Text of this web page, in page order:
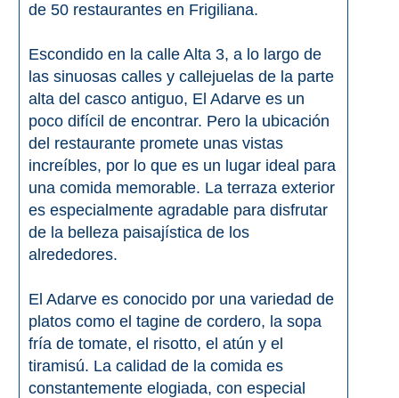
de 50 restaurantes en Frigiliana.
Escondido en la calle Alta 3, a lo largo de
las sinuosas calles y callejuelas de la parte
alta del casco antiguo, El Adarve es un
poco difícil de encontrar. Pero la ubicación
del restaurante promete unas vistas
increíbles, por lo que es un lugar ideal para
una comida memorable. La terraza exterior
es especialmente agradable para disfrutar
de la belleza paisajística de los
alrededores.
El Adarve es conocido por una variedad de
platos como el tagine de cordero, la sopa
fría de tomate, el risotto, el atún y el
tiramisú. La calidad de la comida es
constantemente elogiada, con especial